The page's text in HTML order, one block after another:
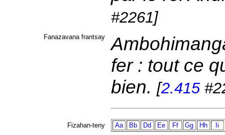
#2261]
Fanazavana frantsay
fer : tout ce
bien. [2.415
Fizahan-teny Aa Bb Dd Ee Ff Gg Hh Ii